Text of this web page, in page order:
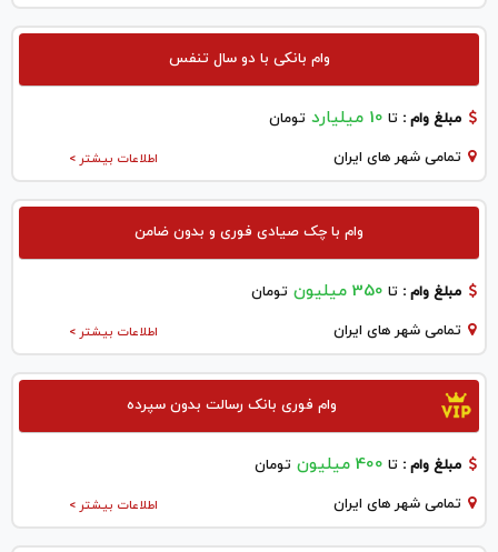
وام بانکی با دو سال تنفس
مبلغ وام : تا 10 میلیارد تومان
اطلاعات بیشتر > تمامی شهر های ایران
وام با چک صیادی فوری و بدون ضامن
مبلغ وام : تا 350 میلیون تومان
اطلاعات بیشتر > تمامی شهر های ایران
وام فوری بانک رسالت بدون سپرده
مبلغ وام : تا 400 میلیون تومان
اطلاعات بیشتر > تمامی شهر های ایران